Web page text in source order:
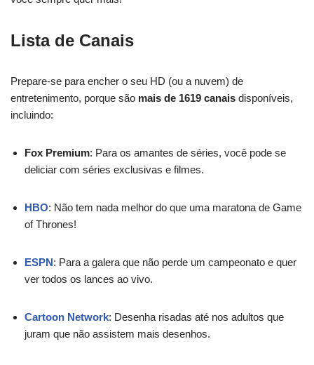
Lista de Canais
Prepare-se para encher o seu HD (ou a nuvem) de
entretenimento, porque são mais de 1619 canais disponíveis,
incluindo:
Fox Premium: Para os amantes de séries, você pode se
deliciar com séries exclusivas e filmes.
HBO: Não tem nada melhor do que uma maratona de Game
of Thrones!
ESPN: Para a galera que não perde um campeonato e quer
ver todos os lances ao vivo.
Cartoon Network: Desenha risadas até nos adultos que
juram que não assistem mais desenhos.